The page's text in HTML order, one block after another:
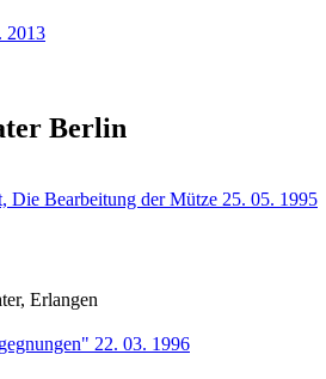
2013
Berlin
Die Bearbeitung der Mütze 25. 05. 1995
Erlangen
22. 03. 1996